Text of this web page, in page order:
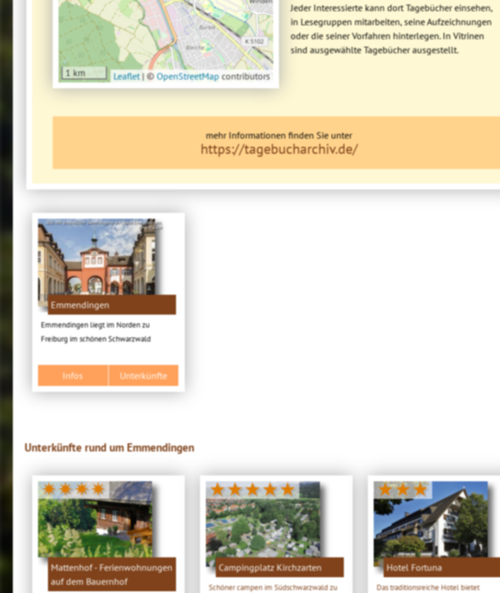
1 km Leaflet |©OpenStreetMap contributors
Jeder Interessierte kann dort Tagebücher einsehen,
in Lesegruppen mitarbeiten, seine Aufzeichnungen
oder die seiner Vorfahren hinterlegen. In Vitrinen
sind ausgewählte Tagebücher ausgestellt.
mehr Informationen finden Sie unter
https://tagebucharchiv.de/
Bild: Mit freundlicher Genehmigung der Stadt Emmendingen,
Martin Ziaja
Emmendingen
Emmendingen liegt im Norden zu
Freiburg im schönen Schwarzwald
Infos Unterkünfte
Unterkünfte rund um Emmendingen
✷✷✷✷
Mattenhof - Ferienwohnungen
auf dem Bauernhof
★★★★★
Campingplatz Kirchzarten
Schöner campen im Südschwarzwald zu
★★★
Hotel Fortuna
Das traditionsreiche Hotel bietet